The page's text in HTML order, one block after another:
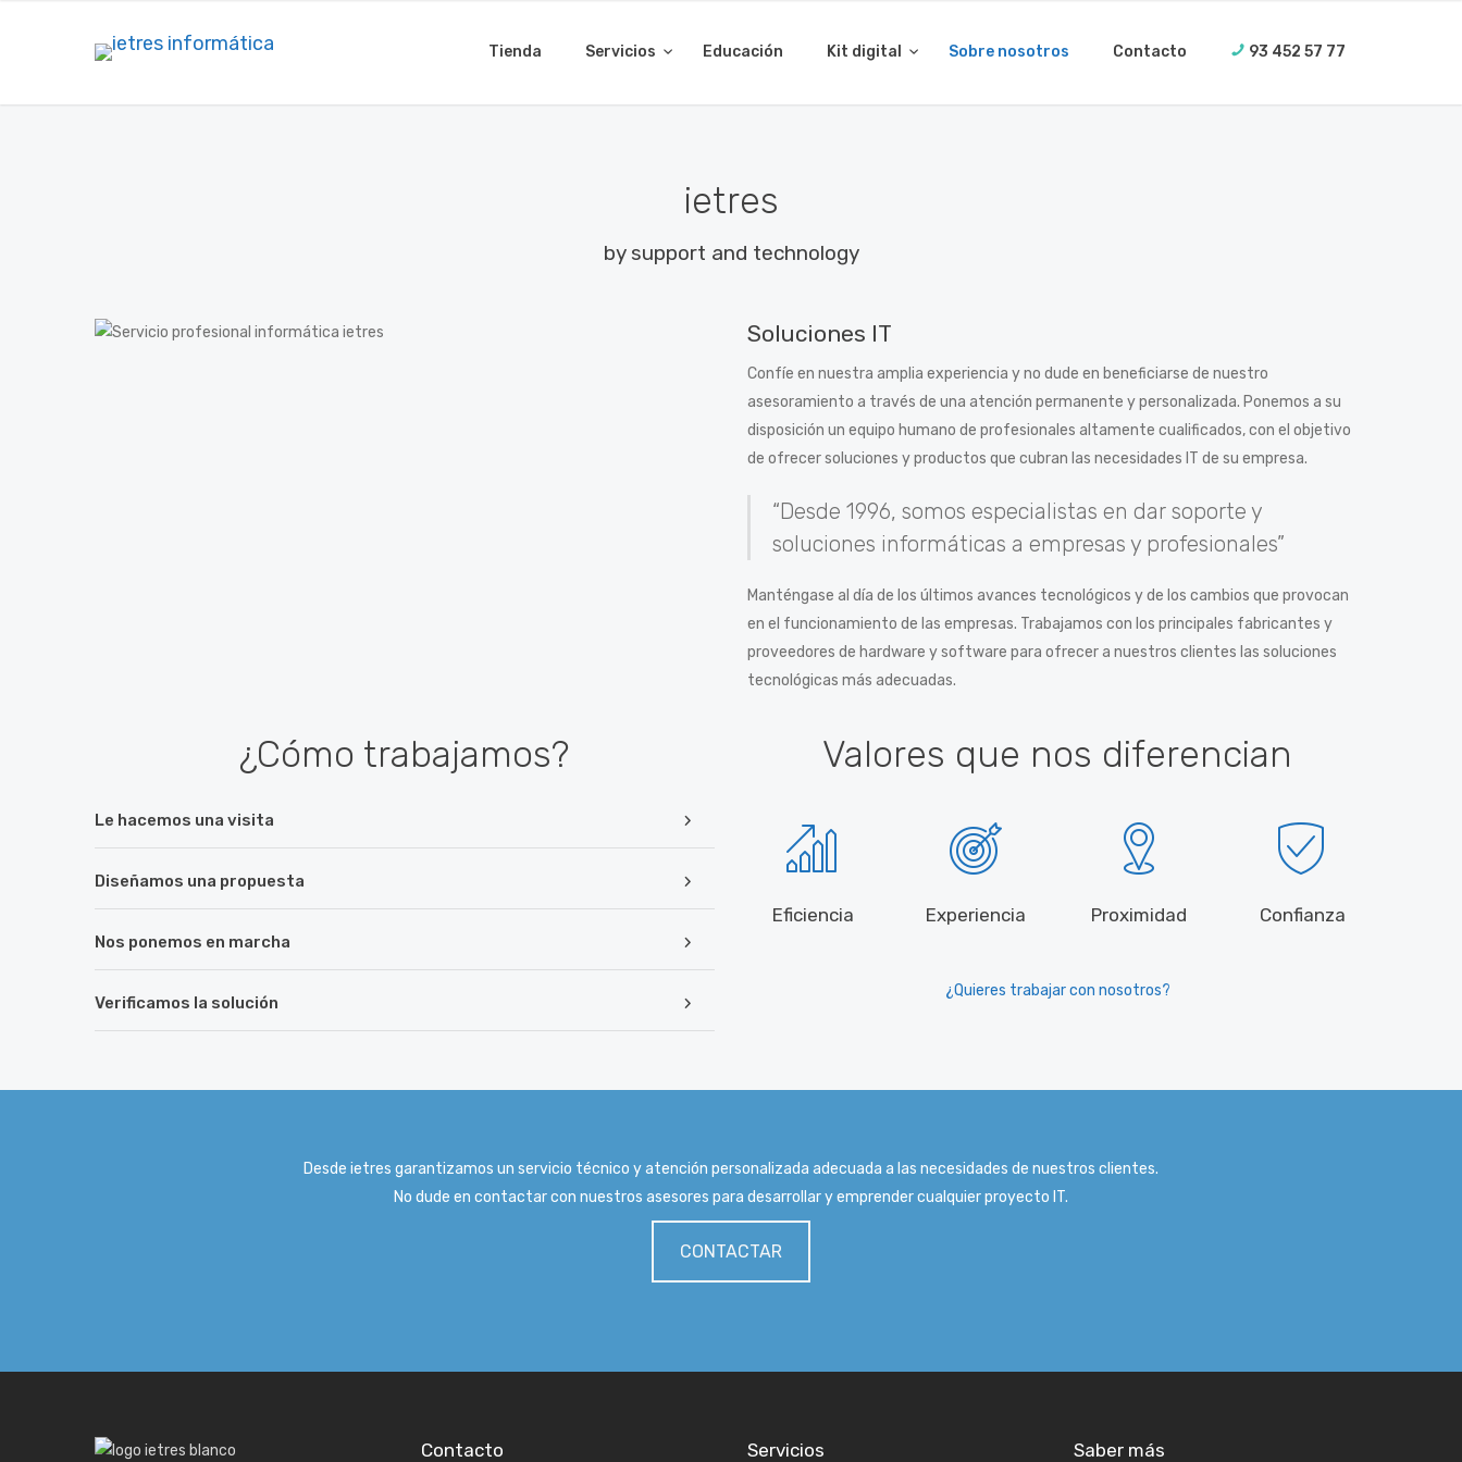
Tienda Servicios Educación Kit digital Sobre nosotros Contacto 93 452 57 77
ietres
by support and technology
Soluciones IT
Confíe en nuestra amplia experiencia y no dude en beneficiarse de nuestro
asesoramiento a través de una atención permanente y personalizada. Ponemos a su
disposición un equipo humano de profesionales altamente cualificados, con el objetivo
de ofrecer soluciones y productos que cubran las necesidades IT de su empresa.
“Desde 1996, somos especialistas en dar soporte y
soluciones informáticas a empresas y profesionales”
Manténgase al día de los últimos avances tecnológicos y de los cambios que provocan
en el funcionamiento de las empresas. Trabajamos con los principales fabricantes y
proveedores de hardware y software para ofrecer a nuestros clientes las soluciones
tecnológicas más adecuadas.
¿Cómo trabajamos?
Le hacemos una visita
Diseñamos una propuesta
Nos ponemos en marcha
Verificamos la solución
Valores que nos diferencian
Eficiencia Experiencia Proximidad Confianza
¿Quieres trabajar con nosotros?
Desde ietres garantizamos un servicio técnico y atención personalizada adecuada a las necesidades de nuestros clientes.
No dude en contactar con nuestros asesores para desarrollar y emprender cualquier proyecto IT.
CONTACTAR
Contacto Servicios Saber más